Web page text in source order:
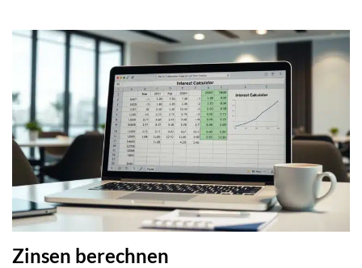
Zinsen berechnen